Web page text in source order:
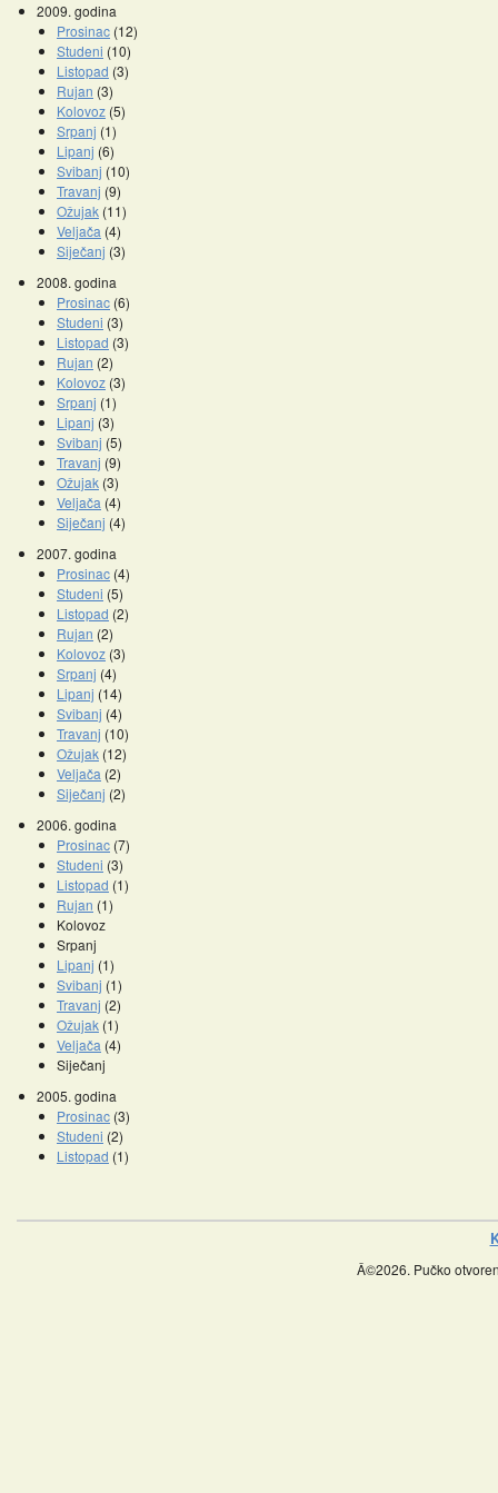
2009. godina
Prosinac (12)
Studeni (10)
Listopad (3)
Rujan (3)
Kolovoz (5)
Srpanj (1)
Lipanj (6)
Svibanj (10)
Travanj (9)
Ožujak (11)
Veljača (4)
Siječanj (3)
2008. godina
Prosinac (6)
Studeni (3)
Listopad (3)
Rujan (2)
Kolovoz (3)
Srpanj (1)
Lipanj (3)
Svibanj (5)
Travanj (9)
Ožujak (3)
Veljača (4)
Siječanj (4)
2007. godina
Prosinac (4)
Studeni (5)
Listopad (2)
Rujan (2)
Kolovoz (3)
Srpanj (4)
Lipanj (14)
Svibanj (4)
Travanj (10)
Ožujak (12)
Veljača (2)
Siječanj (2)
2006. godina
Prosinac (7)
Studeni (3)
Listopad (1)
Rujan (1)
Kolovoz
Srpanj
Lipanj (1)
Svibanj (1)
Travanj (2)
Ožujak (1)
Veljača (4)
Siječanj
2005. godina
Prosinac (3)
Studeni (2)
Listopad (1)
Â©2026. Pučko